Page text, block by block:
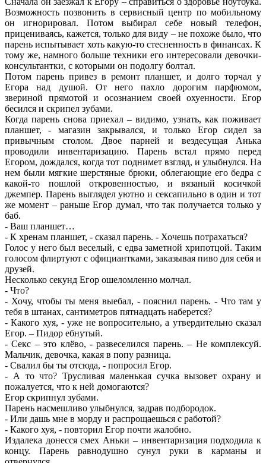
Возможность позвонить в сервисный центр по мобильному
он игнорировал. Потом выбирал себе новый телефон,
прицениваясь, кажется, только для виду – не похоже было, что
парень испытывает хоть какую-то стесненность в финансах. К
тому же, намного больше техники его интересовали девочки-
консультантки, с которыми он подолгу болтал.
Потом парень привез в ремонт планшет, и долго торчал у
Егора над душой. От него пахло дорогим парфюмом,
звериной прямотой и осознанием своей охуенности. Егор
бесился и скрипел зубами.
Когда парень снова приехал – видимо, узнать, как поживает
планшет, - магазин закрывался, и только Егор сидел за
привычным столом. Двое парней и вездесущая Анька
проводили инвентаризацию. Парень встал прямо перед
Егором, дождался, когда тот поднимет взгляд, и улыбнулся. На
нем были мягкие шерстяные брюки, облегающие его бедра с
какой-то пошлой откровенностью, и вязаный косичкой
джемпер. Парень выглядел уютно и сексапильно в один и тот
же момент – раньше Егор думал, что так получается только у
баб.
- Ваш планшет…
- К хренам планшет, - сказал парень. - Хочешь потрахаться?
Голос у него был веселый, с едва заметной хрипотцой. Таким
голосом флиртуют с официантками, заказывая пиво для себя и
друзей.
Несколько секунд Егор ошеломленно молчал.
- Что?
- Хочу, чтобы ты меня выебал, - пояснил парень. - Что там у
тебя в штанах, сантиметров пятнадцать наберется?
- Какого хуя, - уже не вопросительно, а утвердительно сказал
Егор. – Пидор ебнутый.
- Секс – это клёво, - развеселился парень. – Не комплексуй.
Мальчик, девочка, какая в попу разница.
- Свалил бы ты отсюда, - попросил Егор.
- А то что? Трусливая маленькая сучка вызовет охрану и
пожалуется, что к ней домогаются?
Егор скрипнул зубами.
Парень насмешливо улыбнулся, задрав подбородок.
- Или дашь мне в морду и распрощаешься с работой?
- Какого хуя, - повторил Егор почти жалобно.
Издалека донесся смех Аньки – инвентаризация подходила к
концу. Парень равнодушно сунул руки в карманы и